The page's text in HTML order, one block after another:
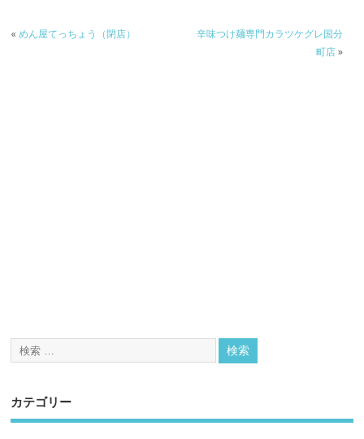
«めん屋てっちょう（閉店）
辛味つけ麺専門カラツケグレ国分
町店»
カテゴリー